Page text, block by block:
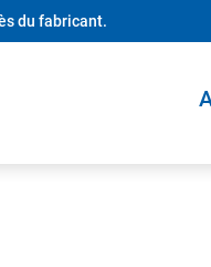
du fabricant.